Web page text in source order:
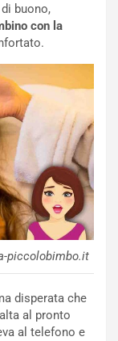
buono,
con la
piccolobimbo.it
disperata che
al pronto
al telefono e